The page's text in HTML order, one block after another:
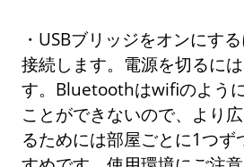
・USBブリッジをオンにす
接続します。電源を切るに
す。Bluetoothはwifiのよう
ことができないので、より
るためには部屋ごとに1つず